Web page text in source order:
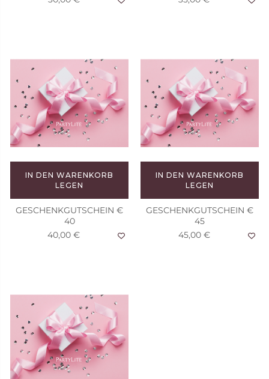
IN DEN WARENKORB
LEGEN
GESCHENKGUTSCHEIN €
40
40,00 €
IN DEN WARENKORB
LEGEN
GESCHENKGUTSCHEIN €
45
45,00 €